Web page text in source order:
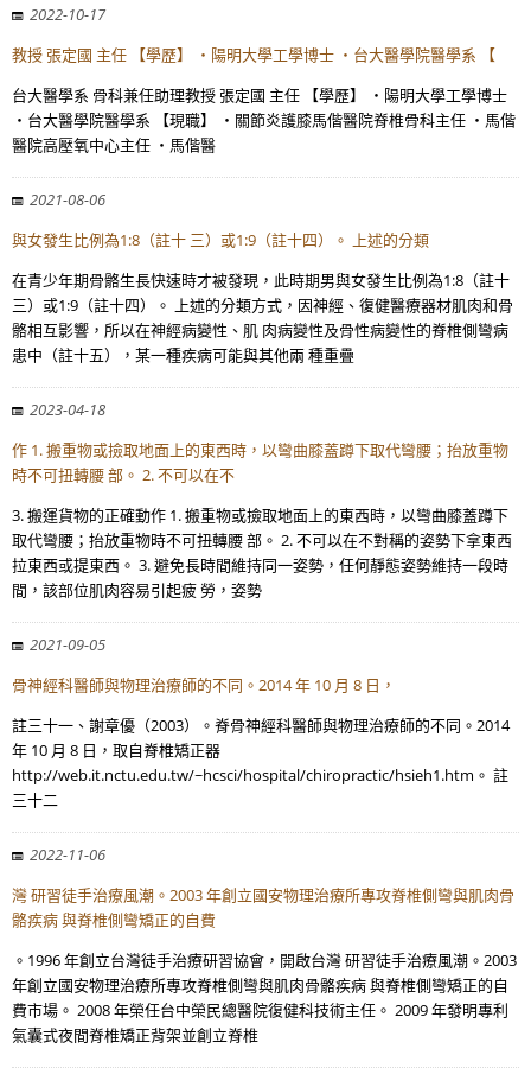
2022-10-17
教授 張定國 主任 【學歷】 ・陽明大學工學博士 ・台大醫學院醫學系 【
台大醫學系 骨科兼任助理教授 張定國 主任 【學歷】 ・陽明大學工學博士
・台大醫學院醫學系 【現職】 ・關節炎護膝馬偕醫院脊椎骨科主任 ・馬偕
醫院高壓氧中心主任 ・馬偕醫
2021-08-06
與女發生比例為1:8（註十 三）或1:9（註十四）。 上述的分類
在青少年期骨骼生長快速時才被發現，此時期男與女發生比例為1:8（註十
三）或1:9（註十四）。 上述的分類方式，因神經、復健醫療器材肌肉和骨
骼相互影響，所以在神經病變性、肌 肉病變性及骨性病變性的脊椎側彎病
患中（註十五），某一種疾病可能與其他兩 種重疊
2023-04-18
作 1. 搬重物或撿取地面上的東西時，以彎曲膝蓋蹲下取代彎腰；抬放重物
時不可扭轉腰 部。 2. 不可以在不
3. 搬運貨物的正確動作 1. 搬重物或撿取地面上的東西時，以彎曲膝蓋蹲下
取代彎腰；抬放重物時不可扭轉腰 部。 2. 不可以在不對稱的姿勢下拿東西
拉東西或提東西。 3. 避免長時間維持同一姿勢，任何靜態姿勢維持一段時
間，該部位肌肉容易引起疲 勞，姿勢
2021-09-05
骨神經科醫師與物理治療師的不同。2014 年 10 月 8 日，
註三十一、謝章優（2003）。脊骨神經科醫師與物理治療師的不同。2014
年 10 月 8 日，取自脊椎矯正器
http://web.it.nctu.edu.tw/~hcsci/hospital/chiropractic/hsieh1.htm。 註
三十二
2022-11-06
灣 研習徒手治療風潮。2003 年創立國安物理治療所專攻脊椎側彎與肌肉骨
骼疾病 與脊椎側彎矯正的自費
。1996 年創立台灣徒手治療研習協會，開啟台灣 研習徒手治療風潮。2003
年創立國安物理治療所專攻脊椎側彎與肌肉骨骼疾病 與脊椎側彎矯正的自
費市場。 2008 年榮任台中榮民總醫院復健科技術主任。 2009 年發明專利
氣囊式夜間脊椎矯正背架並創立脊椎